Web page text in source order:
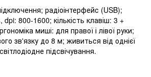
радіоінтерфейс (USB);
dpi: 800-1600; кількість клавіш: 3 +
миші: для правої і лівої руки;
зв'язку до 8 м; живиться від однієї
підсвічування.